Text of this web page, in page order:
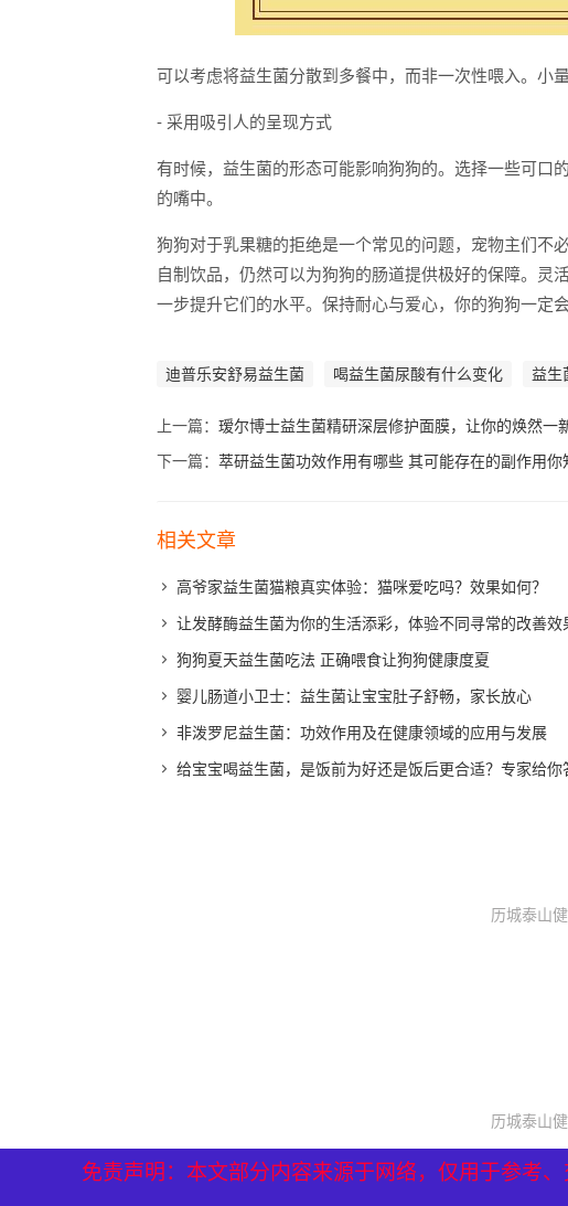
可以考虑将益生菌分散到多餐中，而非一次性喂入。小
- 采用吸引人的呈现方式
有时候，益生菌的形态可能影响狗狗的。选择一些可口
的嘴中。
狗狗对于乳果糖的拒绝是一个常见的问题，宠物主们不
自制饮品，仍然可以为狗狗的肠道提供极好的保障。灵
一步提升它们的水平。保持耐心与爱心，你的狗狗一定
迪普乐安舒易益生菌 喝益生菌尿酸有什么变化 益生
上一篇： 瑷尔博士益生菌精研深层修护面膜，让你的焕然一
下一篇： 萃研益生菌功效作用有哪些 其可能存在的副作用你
相关文章
高爷家益生菌猫粮真实体验：猫咪爱吃吗？效果如何？
让发酵酶益生菌为你的生活添彩，体验不同寻常的改善效
狗狗夏天益生菌吃法 正确喂食让狗狗健康度夏
婴儿肠道小卫士：益生菌让宝宝肚子舒畅，家长放心
非泼罗尼益生菌：功效作用及在健康领域的应用与发展
给宝宝喝益生菌，是饭前为好还是饭后更合适？专家给你
历城泰山
免责声明：本文部分内容来源于网络，仅用于参考
免责声明：本文部分内容来源于网络，仅用于参考
历城泰山
免责声明：本文部分内容来源于网络，仅用于参考